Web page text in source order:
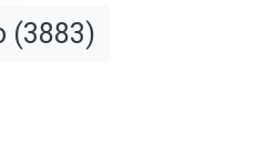
(3883)